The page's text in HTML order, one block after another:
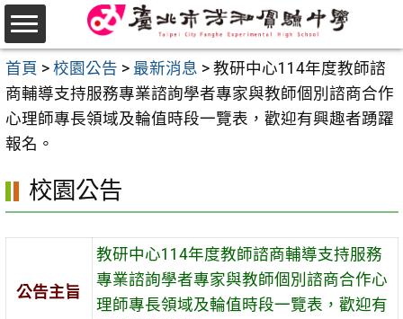
跳
至
主
要
內
容
首頁 > 校園公告 > 最新消息 > 教研中心114年度教師諮
商輔導支持服務專業諮詢學者專家與教師個別諮商合作
心理師專長領域及輪值時段一覽表，歡迎有興趣者踴躍
報名。
校園公告
公告主旨
教研中心114年度教師諮商輔導支持服務
專業諮詢學者專家與教師個別諮商合作心
理師專長領域及輪值時段一覽表，歡迎有
選
單